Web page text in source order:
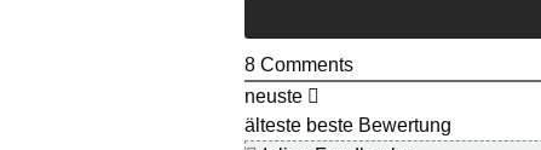
8 Comments
neuste
älteste beste Bewertung